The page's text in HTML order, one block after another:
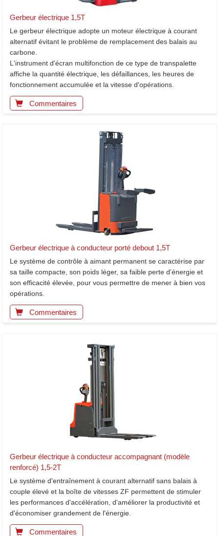
Gerbeur électrique 1,5T
Le gerbeur électrique adopte un moteur électrique à courant
alternatif évitant le problème de remplacement des balais au
carbone.
L'instrument d'écran multifonction de ce type de transpalette
affiche la quantité électrique, les défaillances, les heures de
fonctionnement accumulée et la vitesse d'opérations.
Commentaires
Gerbeur électrique à conducteur porté debout 1,5T
Le système de contrôle à aimant permanent se caractérise par
sa taille compacte, son poids léger, sa faible perte d'énergie et
son efficacité élevée, pour vous permettre de mener à bien vos
opérations.
Commentaires
Gerbeur électrique à conducteur accompagnant (modèle
renforcé) 1,5-2T
Le système d'entraînement à courant alternatif sans balais à
couple élevé et la boîte de vitesses ZF permettent de stimuler
les performances d'accélération, d'améliorer la productivité et
d'économiser grandement de l'énergie.
Commentaires